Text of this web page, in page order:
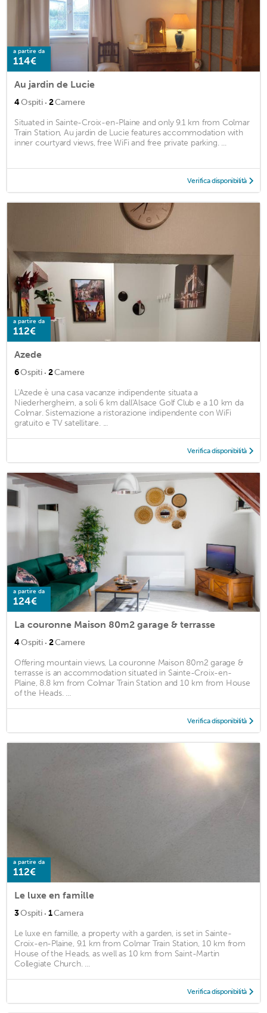
a partire da
114€
Au jardin de Lucie
4Ospiti · 2Camere
Situated in Sainte-Croix-en-Plaine and only 9.1 km from Colmar
Train Station, Au jardin de Lucie features accommodation with
inner courtyard views, free WiFi and free private parking. ...
Verifica disponibilità
a partire da
112€
Azede
6Ospiti · 2Camere
L'Azede è una casa vacanze indipendente situata a
Niederhergheim, a soli 6 km dall'Alsace Golf Club e a 10 km da
Colmar. Sistemazione a ristorazione indipendente con WiFi
gratuito e TV satellitare. ...
Verifica disponibilità
a partire da
124€
La couronne Maison 80m2 garage & terrasse
4Ospiti · 2Camere
Offering mountain views, La couronne Maison 80m2 garage &
terrasse is an accommodation situated in Sainte-Croix-en-
Plaine, 8.8 km from Colmar Train Station and 10 km from House
of the Heads. ...
Verifica disponibilità
a partire da
112€
Le luxe en famille
3Ospiti · 1Camera
Le luxe en famille, a property with a garden, is set in Sainte-
Croix-en-Plaine, 9.1 km from Colmar Train Station, 10 km from
House of the Heads, as well as 10 km from Saint-Martin
Collegiate Church. ...
Verifica disponibilità